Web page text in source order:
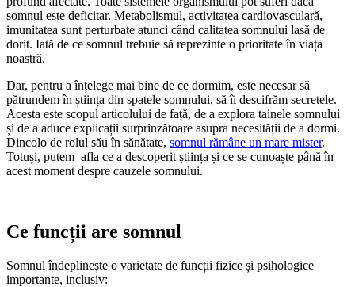
somnul este deficitar. Metabolismul, activitatea cardiovasculară,
imunitatea sunt perturbate atunci când calitatea somnului lasă de
dorit. Iată de ce somnul trebuie să reprezinte o prioritate în viața
noastră.
Dar, pentru a înțelege mai bine de ce dormim, este necesar să
pătrundem în știința din spatele somnului, să îi descifrăm secretele.
Acesta este scopul articolului de față, de a explora tainele somnului
și de a aduce explicații surprinzătoare asupra necesității de a dormi.
Dincolo de rolul său în sănătate, somnul rămâne un mare mister.
Totuși, putem afla ce a descoperit știința și ce se cunoaște până în
acest moment despre cauzele somnului.
Ce funcții are somnul
Somnul îndeplinește o varietate de funcții fizice și psihologice
importante, inclusiv: